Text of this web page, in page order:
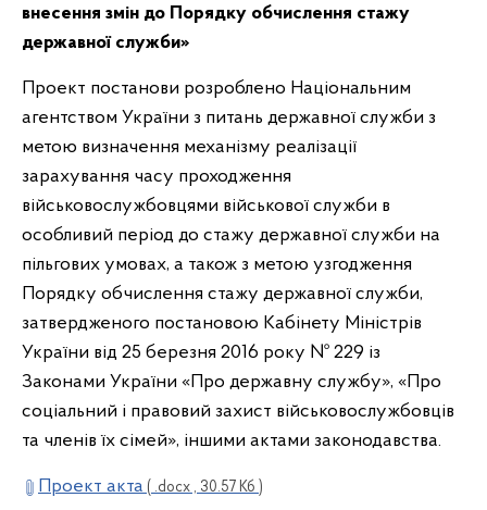
внесення змін до Порядку обчислення стажу
державної служби»
Проект постанови розроблено Національним
агентством України з питань державної служби з
метою визначення механізму реалізації
зарахування часу проходження
військовослужбовцями військової служби в
особливий період до стажу державної служби на
пільгових умовах, а також з метою узгодження
Порядку обчислення стажу державної служби,
затвердженого постановою Кабінету Міністрів
України від 25 березня 2016 року № 229 із
Законами України «Про державну службу», «Про
соціальний і правовий захист військовослужбовців
та членів їх сімей», іншими актами законодавства.
Проект акта ( .docx , 30.57 Кб )